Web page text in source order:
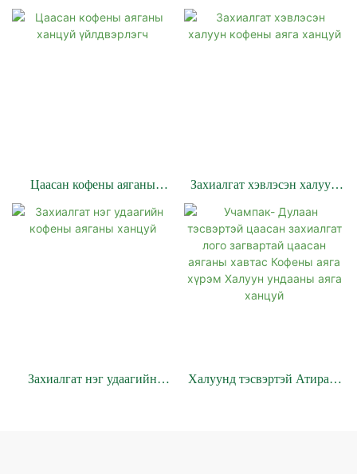
Цаасан кофены аяганы
Захиалгат хэвлэсэн халуун
Захиалгат нэг удаагийн
Халуунд тэсвэртэй Атираат